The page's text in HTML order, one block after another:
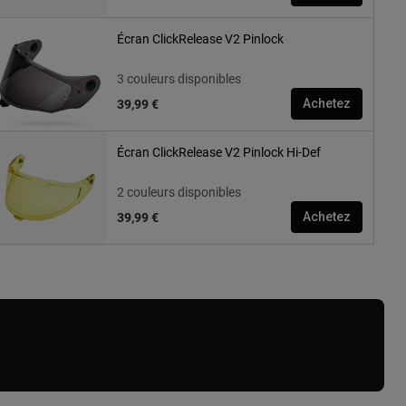
Écran ClickRelease V2 Pinlock
3 couleurs disponibles
39,99 €
Achetez
Écran ClickRelease V2 Pinlock Hi-Def
2 couleurs disponibles
39,99 €
Achetez